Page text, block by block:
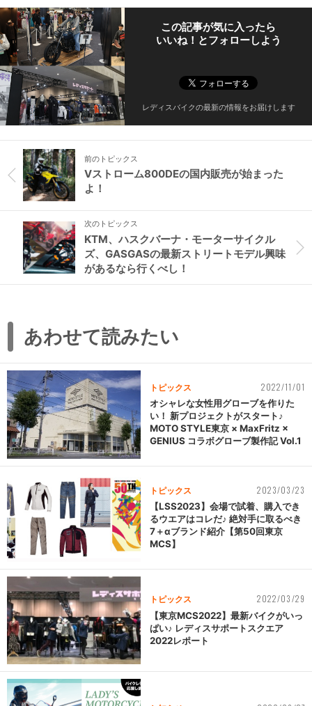
この記事が気に入ったら
いいね！とフォローしよう
レディスバイクの最新の情報をお届けします
前のトピックス
Vストローム800DEの国内販売が始まった
よ！
次のトピックス
KTM、ハスクバーナ・モーターサイクル
ズ、GASGASの最新ストリートモデル興味
があるなら行くべし！
あわせて読みたい
トピックス 2022/11/01
オシャレな女性用グローブを作りた
い！ 新プロジェクトがスタート♪
MOTO STYLE東京 × MaxFritz ×
GENIUS コラボグローブ製作記 Vol.1
トピックス 2023/03/23
【LSS2023】会場で試着、購入でき
るウエアはコレだ♪ 絶対手に取るべき
7＋αブランド紹介【第50回東京
MCS】
トピックス 2022/03/29
【東京MCS2022】最新バイクがいっ
ぱい♪ レディスサポートスクエア
2022レポート